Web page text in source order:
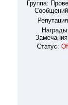
Группа:
Награды:
Статус: